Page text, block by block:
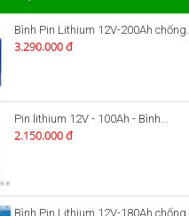
Bình Pin Lithium 12V-200Ah chống...
3.290.000 đ
Pin lithium 12V - 100Ah - Bình...
2.150.000 đ
Bình Pin Lithium 12V-180Ah chống...